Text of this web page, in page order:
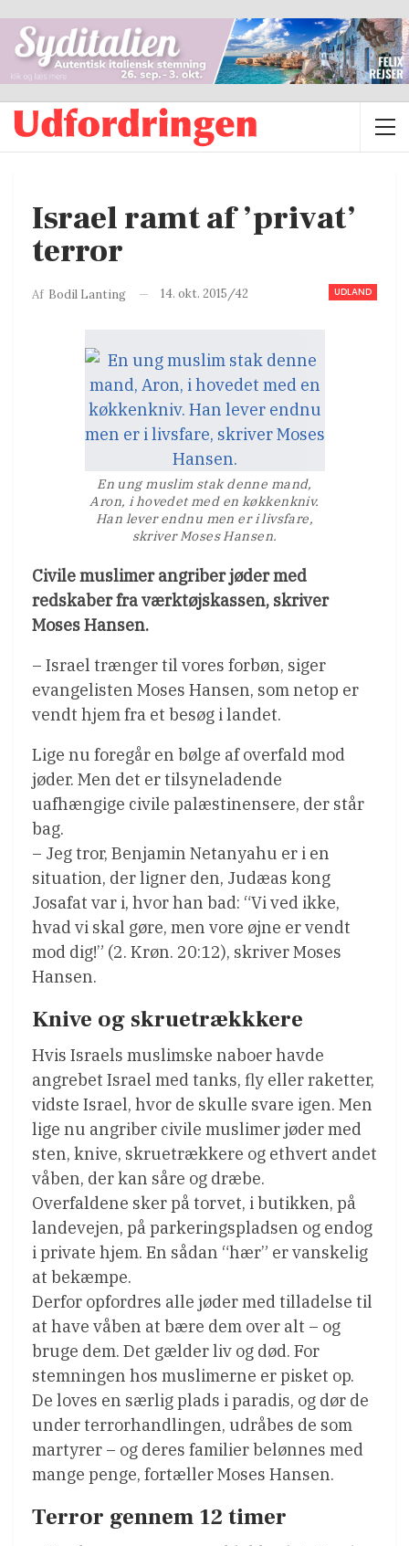
Israel ramt af ’privat’
terror
UDLAND
Af Bodil Lanting 14. okt. 2015/42
En ung muslim stak denne mand,
Aron, i hovedet med en køkkenkniv.
Han lever endnu men er i livsfare,
skriver Moses Hansen.
Civile muslimer angriber jøder med
redskaber fra værktøjskassen, skriver
Moses Hansen.
– Israel trænger til vores forbøn, siger
evangelisten Moses Hansen, som netop er
vendt hjem fra et besøg i landet.
Lige nu foregår en bølge af overfald mod
jøder. Men det er tilsyneladende
uafhængige civile palæstinensere, der står
bag.
– Jeg tror, Benjamin Netanyahu er i en
situation, der ligner den, Judæas kong
Josafat var i, hvor han bad: “Vi ved ikke,
hvad vi skal gøre, men vore øjne er vendt
mod dig!” (2. Krøn. 20:12), skriver Moses
Hansen.
Knive og skruetrækkkere
Hvis Israels muslimske naboer havde
angrebet Israel med tanks, fly eller raketter,
vidste Israel, hvor de skulle svare igen. Men
lige nu angriber civile muslimer jøder med
sten, knive, skruetrækkere og ethvert andet
våben, der kan såre og dræbe.
Overfaldene sker på torvet, i butikken, på
landevejen, på parkeringspladsen og endog
i private hjem. En sådan “hær” er vanskelig
at bekæmpe.
Derfor opfordres alle jøder med tilladelse til
at have våben at bære dem over alt – og
bruge dem. Det gælder liv og død. For
stemningen hos muslimerne er pisket op.
De loves en særlig plads i paradis, og dør de
under terrorhandlingen, udråbes de som
martyrer – og deres familier belønnes med
mange penge, fortæller Moses Hansen.
Terror gennem 12 timer